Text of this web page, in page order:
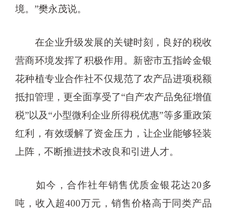
境。”樊永茂说。
在企业升级发展的关键时刻，良好的税收
营商环境发挥了积极作用。新密市五指岭金银
花种植专业合作社不仅规范了农产品进项税额
抵扣管理，更全面享受了“自产农产品免征增值
税”以及“小型微利企业所得税优惠”等多重政策
红利，有效缓解了资金压力，让企业能够轻装
上阵，不断推进技术改良和引进人才。
如今，合作社年销售优质金银花达20多
吨，收入超400万元，销售价格高于同类产品